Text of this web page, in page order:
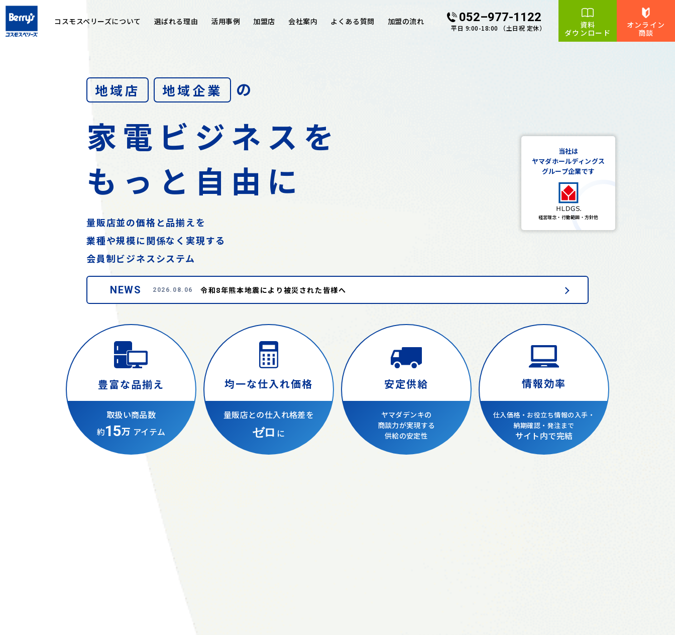
コスモスベリーズについて 選ばれる理由 活用事例 加盟店 会社案内 よくある質問 加盟の流れ 052–977-1122
平日 9:00-18:00 （土日祝 定休）
資料
ダウンロード
オンライン
商談
地域店 地域企業 の
家電ビジネスを
もっと自由に
量販店並の価格と品揃えを
業種や規模に関係なく実現する
会員制ビジネスシステム
当社は
ヤマダホールディングス
グループ企業です
経営理念・行動範囲・方針他
NEWS 2026.08.06 令和8年熊本地震により被災された皆様へ
豊富な品揃え
取扱い商品数
約15万 アイテム
均一な仕入れ価格
量販店との仕入れ格差を
ゼロ に
安定供給
ヤマダデンキの
商談力が実現する
供給の安定性
情報効率
仕入価格・ お役立ち情報の入手・
納期確認・発注まで
サイト内で完結